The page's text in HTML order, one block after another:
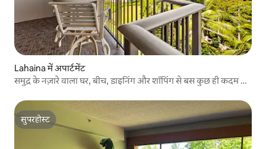
Lahaina में अपार्टमेंट
समुद्र के नज़ारे वाला घर, बीच, डाइनिंग और शॉपिंग से बस कुछ ही कदम दूर
सुपरहोस्ट
सुपरहोस्ट